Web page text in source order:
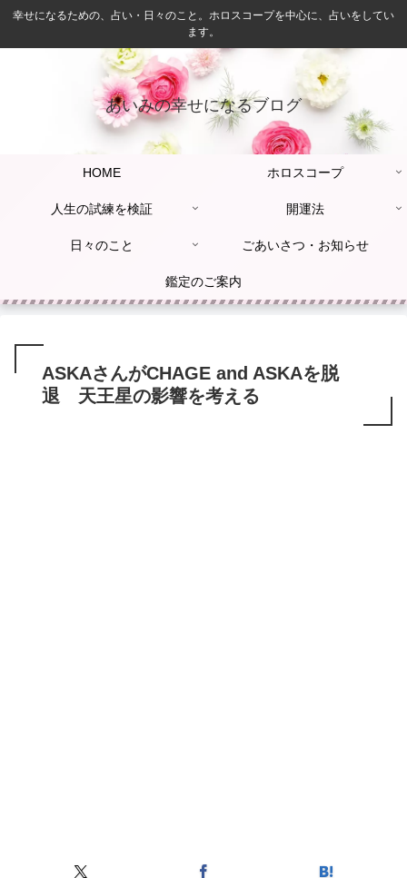
幸せになるための、占い・日々のこと。ホロスコープを中心に、占いをしてい
ます。
あいみの幸せになるブログ
HOME ホロスコープ
人生の試練を検証 開運法
日々のこと ごあいさつ・お知らせ
鑑定のご案内
ASKAさんがCHAGE and ASKAを脱
退 天王星の影響を考える